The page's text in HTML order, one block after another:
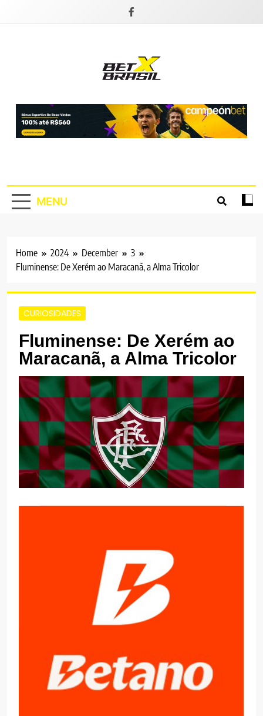
MENU
Home 2024 December
3
Fluminense: De Xerém ao Maracanã, a Alma Tricolor
CURIOSIDADES
Fluminense: De Xerém ao
Maracanã, a Alma Tricolor